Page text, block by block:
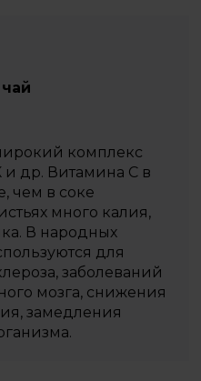
комплекс
и др. Витамина С в
чем в соке
много калия,
В народных
для
заболеваний
мозга, снижения
замедления